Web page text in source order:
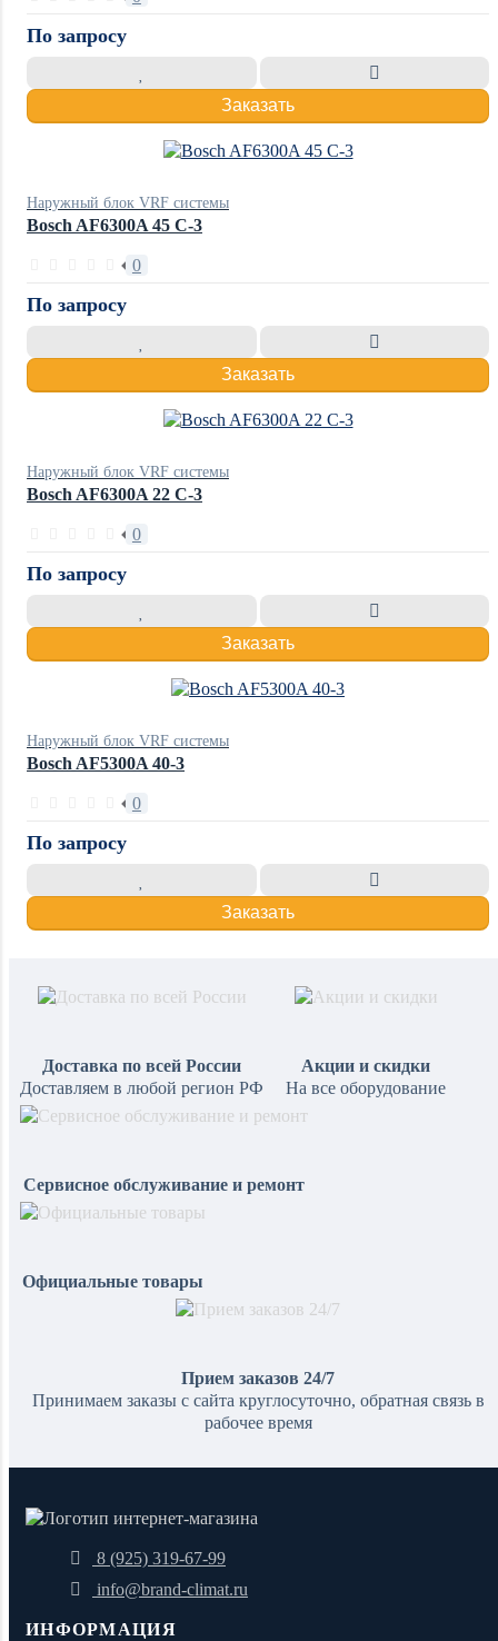
По запросу
Заказать
Наружный блок VRF системы
Bosch AF6300A 45 C-3
0
По запросу
Заказать
Наружный блок VRF системы
Bosch AF6300A 22 C-3
0
По запросу
Заказать
Наружный блок VRF системы
Bosch AF5300A 40-3
0
По запросу
Заказать
Доставка по всей России
Доставляем в любой регион РФ
Акции и скидки
На все оборудование
Сервисное обслуживание и ремонт
Официальные товары
Прием заказов 24/7
Принимаем заказы с сайта круглосуточно, обратная связь в
рабочее время
8 (925) 319-67-99
info@brand-climat.ru
ИНФОРМАЦИЯ